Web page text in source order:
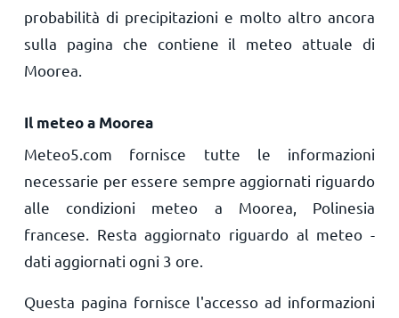
probabilità di precipitazioni e molto altro ancora
sulla pagina che contiene il meteo attuale di
Moorea.
Il meteo a Moorea
Meteo5.com fornisce tutte le informazioni
necessarie per essere sempre aggiornati riguardo
alle condizioni meteo a Moorea, Polinesia
francese. Resta aggiornato riguardo al meteo -
dati aggiornati ogni 3 ore.
Questa pagina fornisce l'accesso ad informazioni